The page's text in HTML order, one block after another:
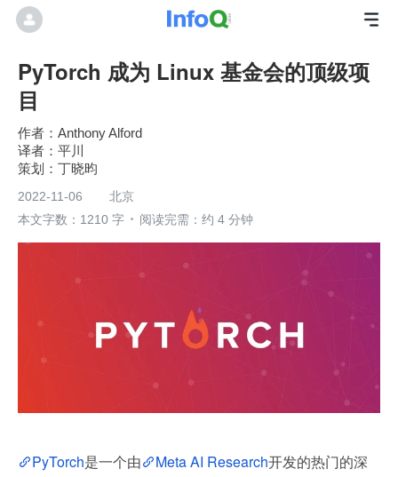
PyTorch 成为 Linux 基金会的顶级项
目
Anthony Alford
平川
丁晓昀
2022-11-06
北京
本文字数：1210 字
阅读完需：约 4 分钟
PyTorch是一个由 Meta AI Research开发的热门的深